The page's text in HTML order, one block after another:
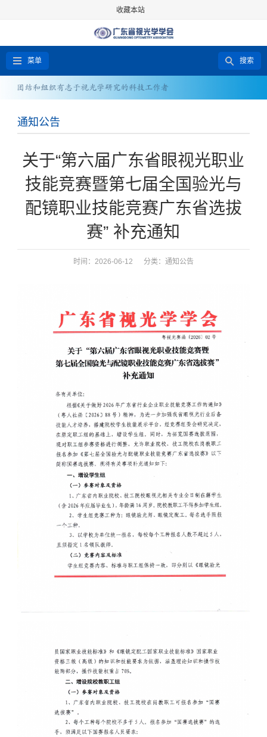
收藏本站
菜单 搜索
通知公告
关于“第六届广东省眼视光职业
技能竞赛暨第七届全国验光与
配镜职业技能竞赛广东省选拔
赛” 补充通知
时间：2026-06-12 分类： 通知公告